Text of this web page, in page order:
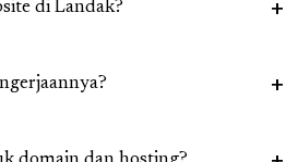
di Landak?